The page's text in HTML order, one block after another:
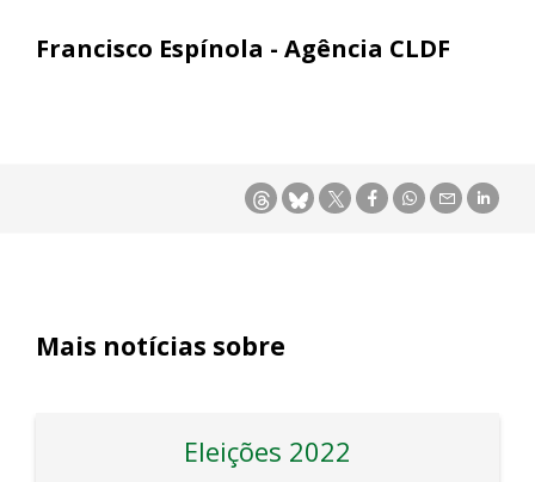
Francisco Espínola - Agência CLDF
Mais notícias sobre
Eleições 2022